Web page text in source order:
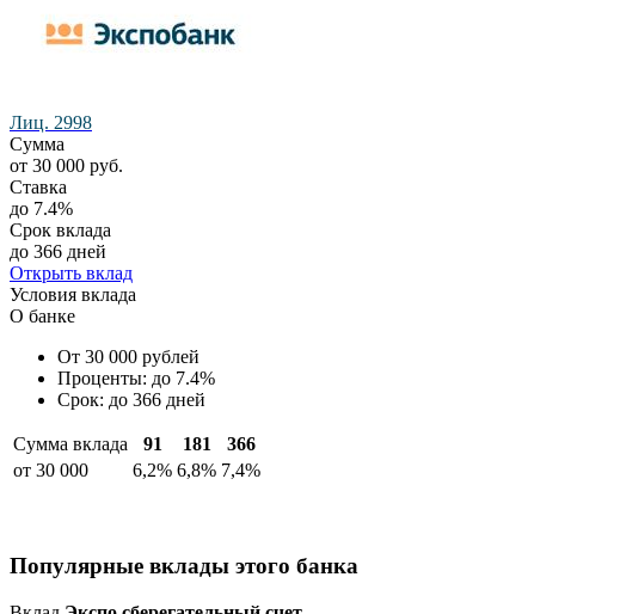
Лиц. 2998
Сумма
от 30 000 руб.
Ставка
до 7.4%
Срок вклада
до 366 дней
Открыть вклад
Условия вклада
О банке
От 30 000 рублей
Проценты: до 7.4%
Срок: до 366 дней
Сумма вклада 91 181
366
от 30 000
6,2% 6,8% 7,4%
Популярные вклады этого банка